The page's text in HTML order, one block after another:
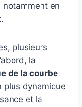
notamment en
plusieurs
la
de la courbe
plus dynamique
et la